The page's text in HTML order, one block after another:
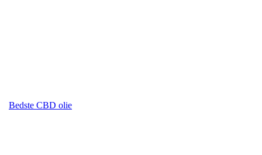
Bedste CBD olie